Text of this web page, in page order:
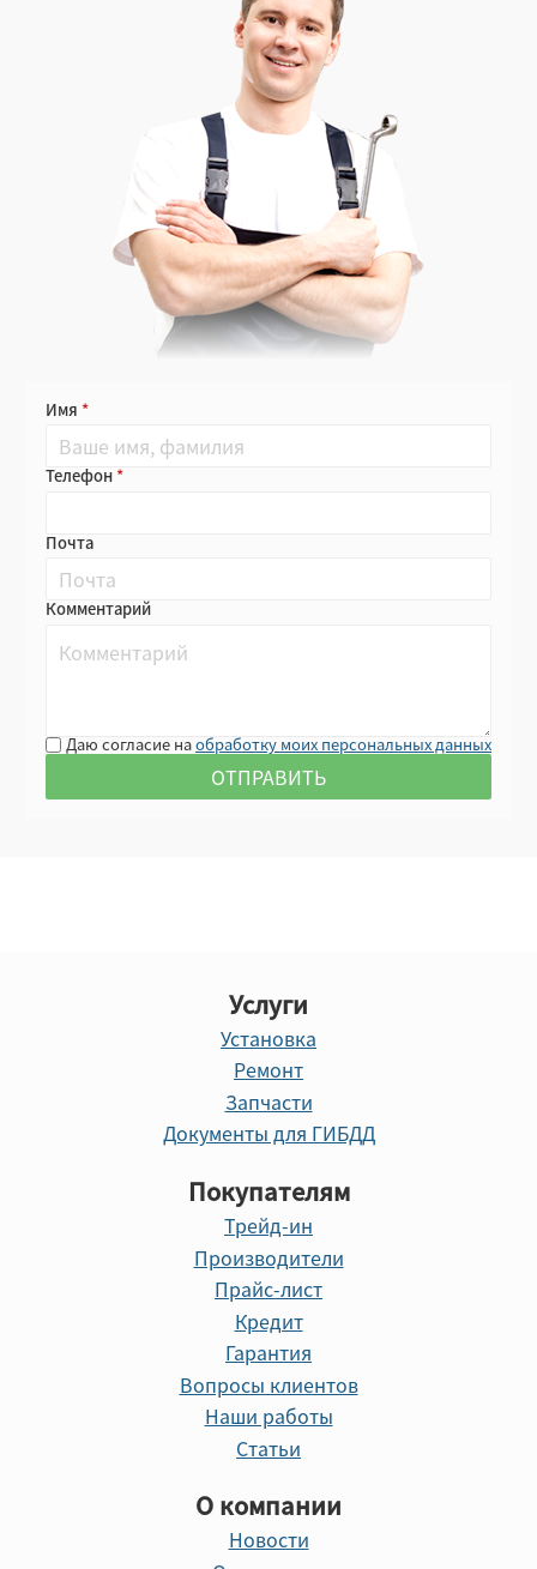
Имя
Телефон
Почта
Комментарий
Даю согласие наобработку моих персональных данных
Услуги
Установка
Ремонт
Запчасти
Документы для ГИБДД
Покупателям
Трейд-ин
Производители
Прайс-лист
Кредит
Гарантия
Вопросы клиентов
Наши работы
Статьи
О компании
Новости